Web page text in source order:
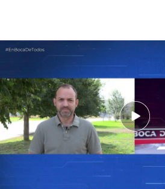
Víctor Ábalos recibe advertencias de la
que hablé de Zapatero y cuando hablé de
El hijo de José Luis Ábalos
viernes con Nacho Abad para
actualidad política del país:
hasta en el caso de mi padre,
personas y me da miedo que
ideología para ejecutar sus